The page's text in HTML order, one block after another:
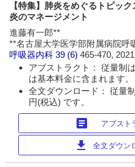
【特集】肺炎をめぐるトピッ
炎のマネージメント
進藤有一郎**
**名古屋大学医学部附属病院呼
呼吸器内科 39 (6)465-470,
アブストラクト： 従量制
は基本料金に含まれます。
全文ダウンロード： 従量
円(税込) です。
article アブスト
download 全文ダウン